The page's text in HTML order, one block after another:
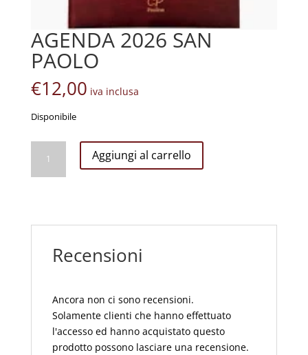
AGENDA 2026 SAN
PAOLO
€12,00 iva inclusa
Disponibile
2026
SAN
Aggiungi al carrello
Recensioni
Ancora non ci sono recensioni.
Solamente clienti che hanno effettuato
l'accesso ed hanno acquistato questo
prodotto possono lasciare una recensione.